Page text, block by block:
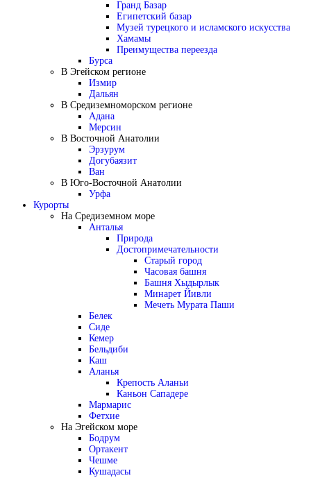
Гранд Базар
Египетский базар
Музей турецкого и исламского искусства
Хамамы
Преимущества переезда
Бурса
В Эгейском регионе
Измир
Дальян
В Средиземноморском регионе
Адана
Мерсин
В Восточной Анатолии
Эрзурум
Догубаязит
Ван
В Юго-Восточной Анатолии
Урфа
Курорты
На Средиземном море
Анталья
Природа
Достопримечательности
Старый город
Часовая башня
Башня Хыдырлык
Минарет Йивли
Мечеть Мурата Паши
Белек
Сиде
Кемер
Бельдиби
Каш
Аланья
Крепость Аланьи
Каньон Сападере
Мармарис
Фетхие
На Эгейском море
Бодрум
Ортакент
Чешме
Кушадасы